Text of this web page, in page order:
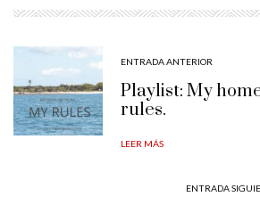
ENTRADA ANTERIOR
Playlist: My
rules.
LEER MÁS
ENTRADA